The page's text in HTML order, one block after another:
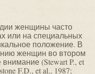
женщины часто
или на специальных
положение. В
женщин во втором
(Stewart P., et
F.D., et al., 1987;